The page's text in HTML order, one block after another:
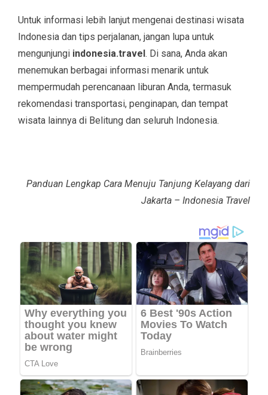
Untuk informasi lebih lanjut mengenai destinasi wisata
Indonesia dan tips perjalanan, jangan lupa untuk
mengunjungi indonesia.travel. Di sana, Anda akan
menemukan berbagai informasi menarik untuk
mempermudah perencanaan liburan Anda, termasuk
rekomendasi transportasi, penginapan, dan tempat
wisata lainnya di Belitung dan seluruh Indonesia.
Panduan Lengkap Cara Menuju Tanjung Kelayang dari
Jakarta – Indonesia Travel